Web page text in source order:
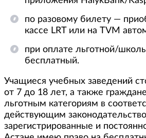
по разовому билету —
кассе LRT или на TVM
при оплате льготной/
бесплатный.
Учащиеся учебных заведений
от 7 до 18 лет, а также
льготным категориям в
действующим
зарегистрированные и